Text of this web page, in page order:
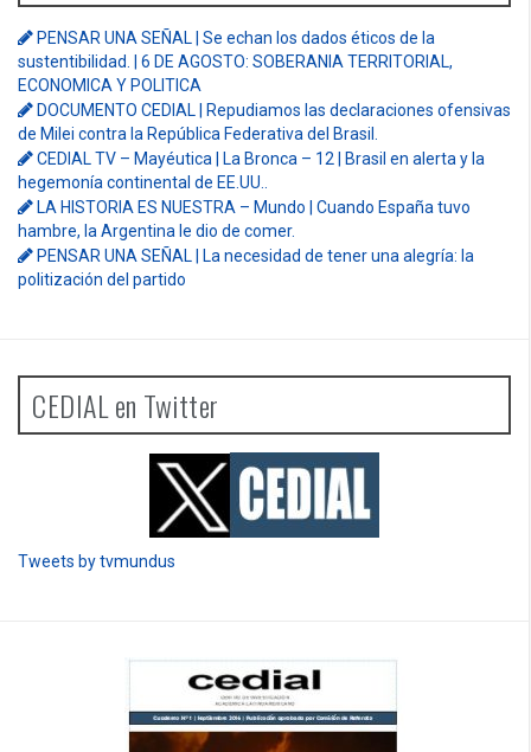
PENSAR UNA SEÑAL | Se echan los dados éticos de la
sustentibilidad. | 6 DE AGOSTO: SOBERANIA TERRITORIAL,
ECONOMICA Y POLITICA
DOCUMENTO CEDIAL | Repudiamos las declaraciones ofensivas
de Milei contra la República Federativa del Brasil.
CEDIAL TV – Mayéutica | La Bronca – 12 | Brasil en alerta y la
hegemonía continental de EE.UU..
LA HISTORIA ES NUESTRA – Mundo | Cuando España tuvo
hambre, la Argentina le dio de comer.
PENSAR UNA SEÑAL | La necesidad de tener una alegría: la
politización del partido
CEDIAL en Twitter
Tweets by tvmundus